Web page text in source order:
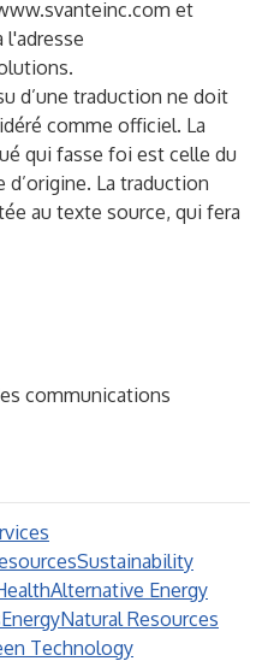
et
l'adresse
.
d’une traduction ne doit
comme officiel. La
qui fasse foi est celle du
d’origine. La traduction
au texte source, qui fera
communications
Sustainability
Alternative Energy
EnergyNatural Resources
Technology